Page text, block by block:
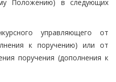
Положению) в следующих
управляющего от
к поручению) или от
поручения (дополнения к